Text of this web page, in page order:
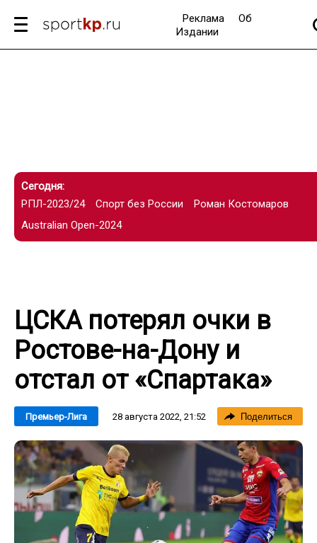
Реклама
Об
Издании
Сегодня:
РПЛ-2023/24
Спорт без России
Роман Костомаров
Australian Open-2024
ЦСКА потерял очки в
Ростове-на-Дону и
отстал от «Спартака»
Премьер-Лига 28 августа 2022, 21:52 Поделиться